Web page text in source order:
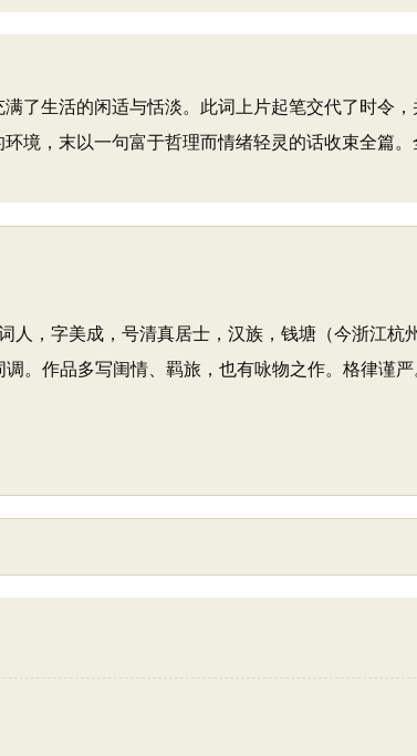
生活的闲适与恬淡。此词上片起笔交代了时令，
境，末以一句富于哲理而情绪轻灵的话收束全篇。
人，字美成，号清真居士，汉族，钱塘（今浙江
。作品多写闺情、羁旅，也有咏物之作。格律谨